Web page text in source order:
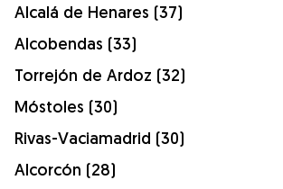
Alcalá de Henares (37)
Alcobendas (33)
Torrejón de Ardoz (32)
Móstoles (30)
Rivas-Vaciamadrid (30)
Alcorcón (28)